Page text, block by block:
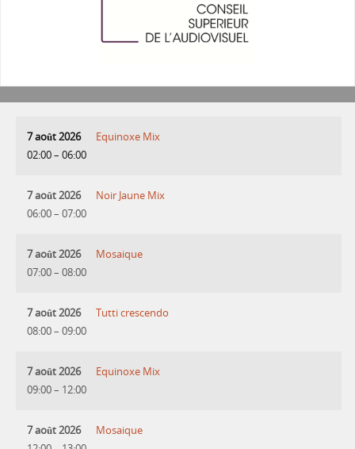
7 août 2026
02:00– 06:00
Equinoxe Mix
7 août 2026
06:00– 07:00
Noir Jaune Mix
7 août 2026
07:00– 08:00
Mosaique
7 août 2026
08:00– 09:00
Tutti crescendo
7 août 2026
09:00– 12:00
Equinoxe Mix
7 août 2026
Mosaique